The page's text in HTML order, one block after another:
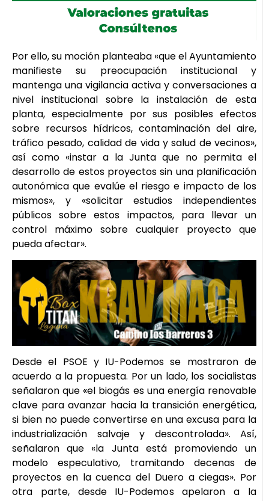
Por ello, su moción planteaba «que el Ayuntamiento
manifieste su preocupación institucional y
mantenga una vigilancia activa y conversaciones a
nivel institucional sobre la instalación de esta
planta, especialmente por sus posibles efectos
sobre recursos hídricos, contaminación del aire,
tráfico pesado, calidad de vida y salud de vecinos»,
así como «instar a la Junta que no permita el
desarrollo de estos proyectos sin una planificación
autonómica que evalúe el riesgo e impacto de los
mismos», y «solicitar estudios independientes
públicos sobre estos impactos, para llevar un
control máximo sobre cualquier proyecto que
pueda afectar».
Desde el PSOE y IU-Podemos se mostraron de
acuerdo a la propuesta. Por un lado, los socialistas
señalaron que «el biogás es una energía renovable
clave para avanzar hacia la transición energética,
si bien no puede convertirse en una excusa para la
industrialización salvaje y descontrolada». Así,
señalaron que «la Junta está promoviendo un
modelo especulativo, tramitando decenas de
proyectos en la cuenca del Duero a ciegas». Por
otra parte, desde IU-Podemos apelaron a la